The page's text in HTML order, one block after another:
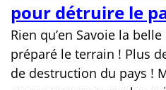
pour détruire le
Rien qu’en Savoie la
préparé le terrain ! Plus
de destruction du pays !